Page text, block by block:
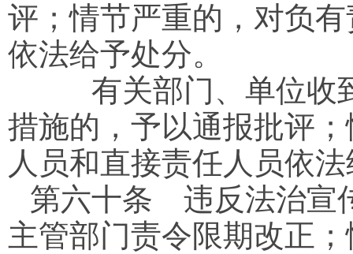
评；情节严重的，对负
依法给予处分。
有关部门、单位收
措施的，予以通报批评
人员和直接责任人员依
第六十条 违反法治宣
主管部门责令限期改正